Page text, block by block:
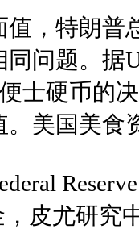
，特朗普
问题。据
士硬币的
。美国美食
皮尤研究